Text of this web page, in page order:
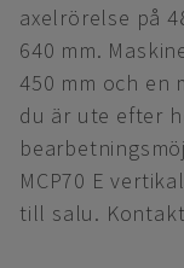
axelrörelse på
640 mm.
450 mm och en
du är ute efter
MCP70 E
till salu.